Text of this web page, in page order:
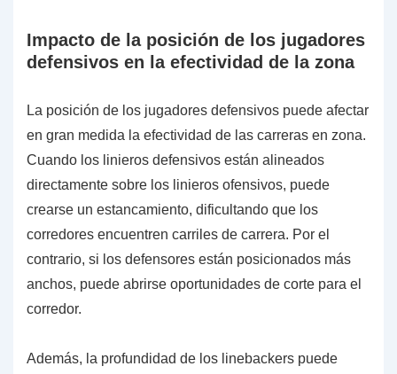
Impacto de la posición de los jugadores
defensivos en la efectividad de la zona
La posición de los jugadores defensivos puede afectar
en gran medida la efectividad de las carreras en zona.
Cuando los linieros defensivos están alineados
directamente sobre los linieros ofensivos, puede
crearse un estancamiento, dificultando que los
corredores encuentren carriles de carrera. Por el
contrario, si los defensores están posicionados más
anchos, puede abrirse oportunidades de corte para el
corredor.
Además, la profundidad de los linebackers puede